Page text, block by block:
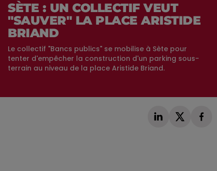
SÈTE : UN COLLECTIF VEUT
"SAUVER" LA PLACE ARISTIDE
BRIAND
Le collectif "Bancs publics" se mobilise à Sète pour
tenter d'empêcher la construction d'un parking sous-
terrain au niveau de la place Aristide Briand.